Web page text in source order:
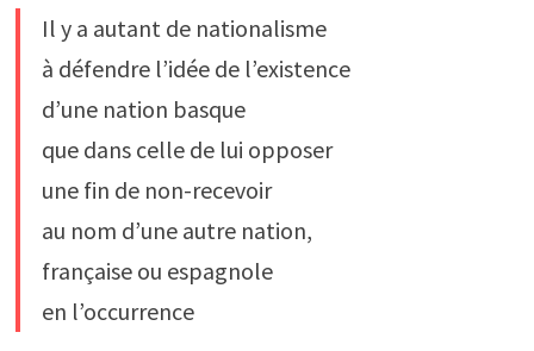
Il y a autant de nationalisme
à défendre l’idée de l’existence
d’une nation basque
que dans celle de lui opposer
une fin de non-recevoir
au nom d’une autre nation,
française ou espagnole
en l’occurrence